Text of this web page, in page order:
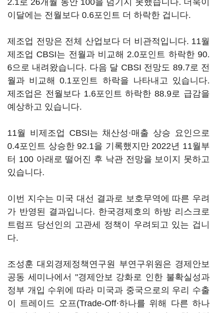
2.1로 26개월 동안 100을 넘기지 못했습니다. 더욱이
이달에는 전월보다 0.6포인트 더 하락한 겁니다.
제조업 전망은 전체 산업보다 더 비관적입니다. 11월
제조업 CBSI는 전월과 비교해 2.0포인트 하락한 90.
6으로 내려왔습니다. 다음 달 CBSI 전망도 89.7로 전
월과 비교해 0.1포인트 하락을 나타내고 있습니다.
제조업은 전월보다 1.6포인트 하락한 88.9로 급감을
예상하고 있습니다.
11월 비제조업 CBSI는 채산성·매출 상승 요인으로
0.4포인트 상승한 92.1을 기록했지만 2022년 11월부
터 100 아래로 떨어진 후 낙관 전망을 보이지 못하고
있습니다.
이번 지수는 미국 대선 결과로 보호무역에 따른 우려
가 반영된 결과입니다. 한국경제호의 하방 리스크로
트럼프 당선인의 고관세 정책이 우려되고 있는 겁니
다.
조성훈 대외경제정책연구원 부연구위원은 경제안보
공동 세미나에서 "경제안보 강화로 인한 불확실성과
정부 개입 수위에 따라 미국과 중국으로의 우리 수출
이 트레이드 오프(Trade-Off·하나를 위해 다른 하나